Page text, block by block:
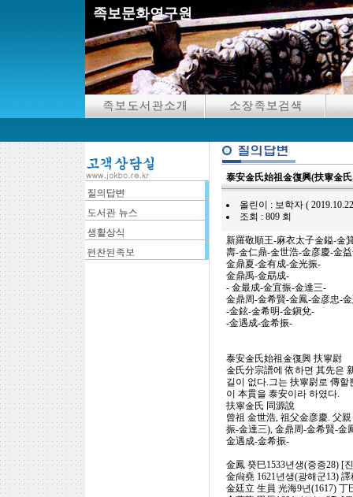
족보문화연구원
泰安金氏始祖金復興(扶寧金
올린이 : 보학자 (
조회 : 809 회
新羅敬順王-麻衣太子金鎰-金
壽-金仁鼎-金世浩-金彦慶-金
金鼎夏-金有成-金光振-
金鼎禹-金勗成-
- 金最成-金宜振-金達三-
金鼎周-金希賢-金鳳-金彦忠-
-金鉉-金希明-金鎭兌-
-金遇成-金希振-
泰安金氏始祖金復興 扶寧尉
金氏分宗譜에 依하면 其先은
길이 없다.그는 扶寧尉로 傳
이 本貫을 泰安이라 하였다.
扶寧金氏 同源說
曾祖 金世浩, 祖父金彦慶. 父
振-金達三), 金鼎周-金希賢-金
金遇成-金希振-
金鳳 癸巳1533년생(중종28) [
金尙堯 1621년생(광해군13)
金廷立 生員 光海9년(1617)